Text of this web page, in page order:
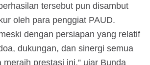
tersebut pun disambut
oleh para penggiat PAUD.
dengan persiapan yang relatif
dukungan, dan sinergi semua
meraih prestasi ini,” ujar Bunda